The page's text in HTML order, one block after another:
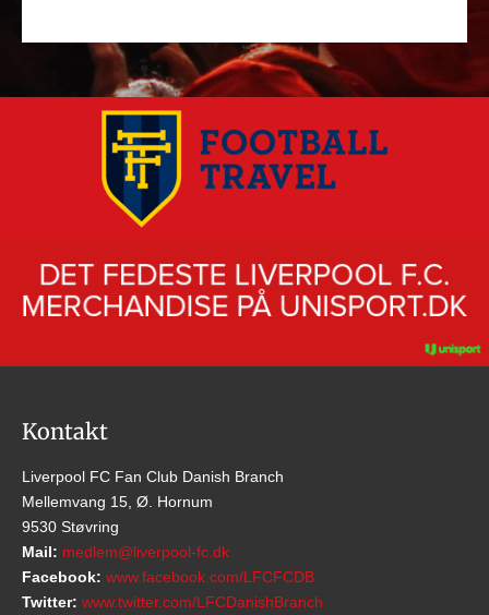
Kontakt
Liverpool FC Fan Club Danish Branch
Mellemvang 15, Ø. Hornum
9530 Støvring
Mail: medlem@liverpool-fc.dk
Facebook: www.facebook.com/LFCFCDB
Twitter: www.twitter.com/LFCDanishBranch